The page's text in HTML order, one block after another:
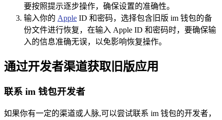
要按照提示逐步操作，确保设置的准确性。
输入你的 Apple ID 和密码，选择包含旧版 im 钱包的备
份文件进行恢复，在输入 Apple ID 和密码时，要确保输
入的信息准确无误，以免影响恢复操作。
通过开发者渠道获取旧版应用
联系 im 钱包开发者
如果你有一定的渠道或人脉,可以尝试联系 im 钱包的开发者，